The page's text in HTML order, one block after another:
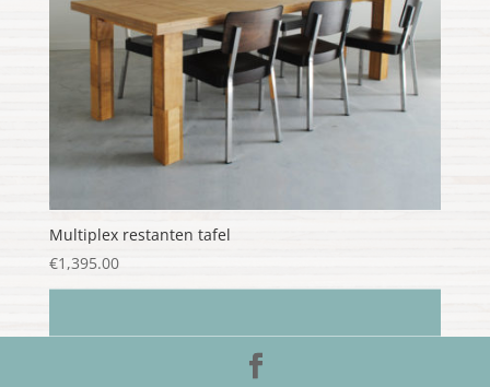
Multiplex restanten tafel
€1,395.00